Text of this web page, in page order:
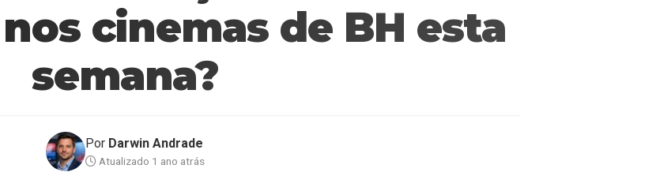
cinemas de BH esta
semana?
Por Darwin Andrade
Atualizado 1 ano atrás